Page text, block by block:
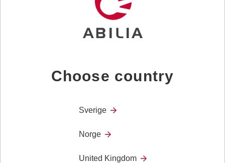
Her oppfordres du tik å være kreativ med et utvalg
catwalken, bake en morsom kake eller bygge en ny
Choose country
Sverige
Norge
United Kingdom